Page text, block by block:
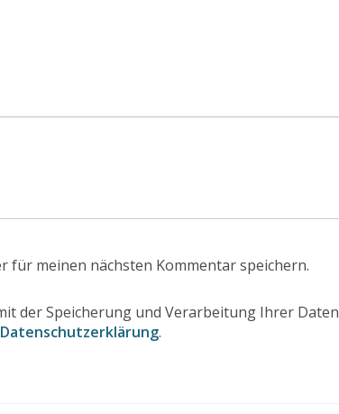
für meinen nächsten Kommentar speichern.
der Speicherung und Verarbeitung Ihrer Daten
Datenschutzerklärung.